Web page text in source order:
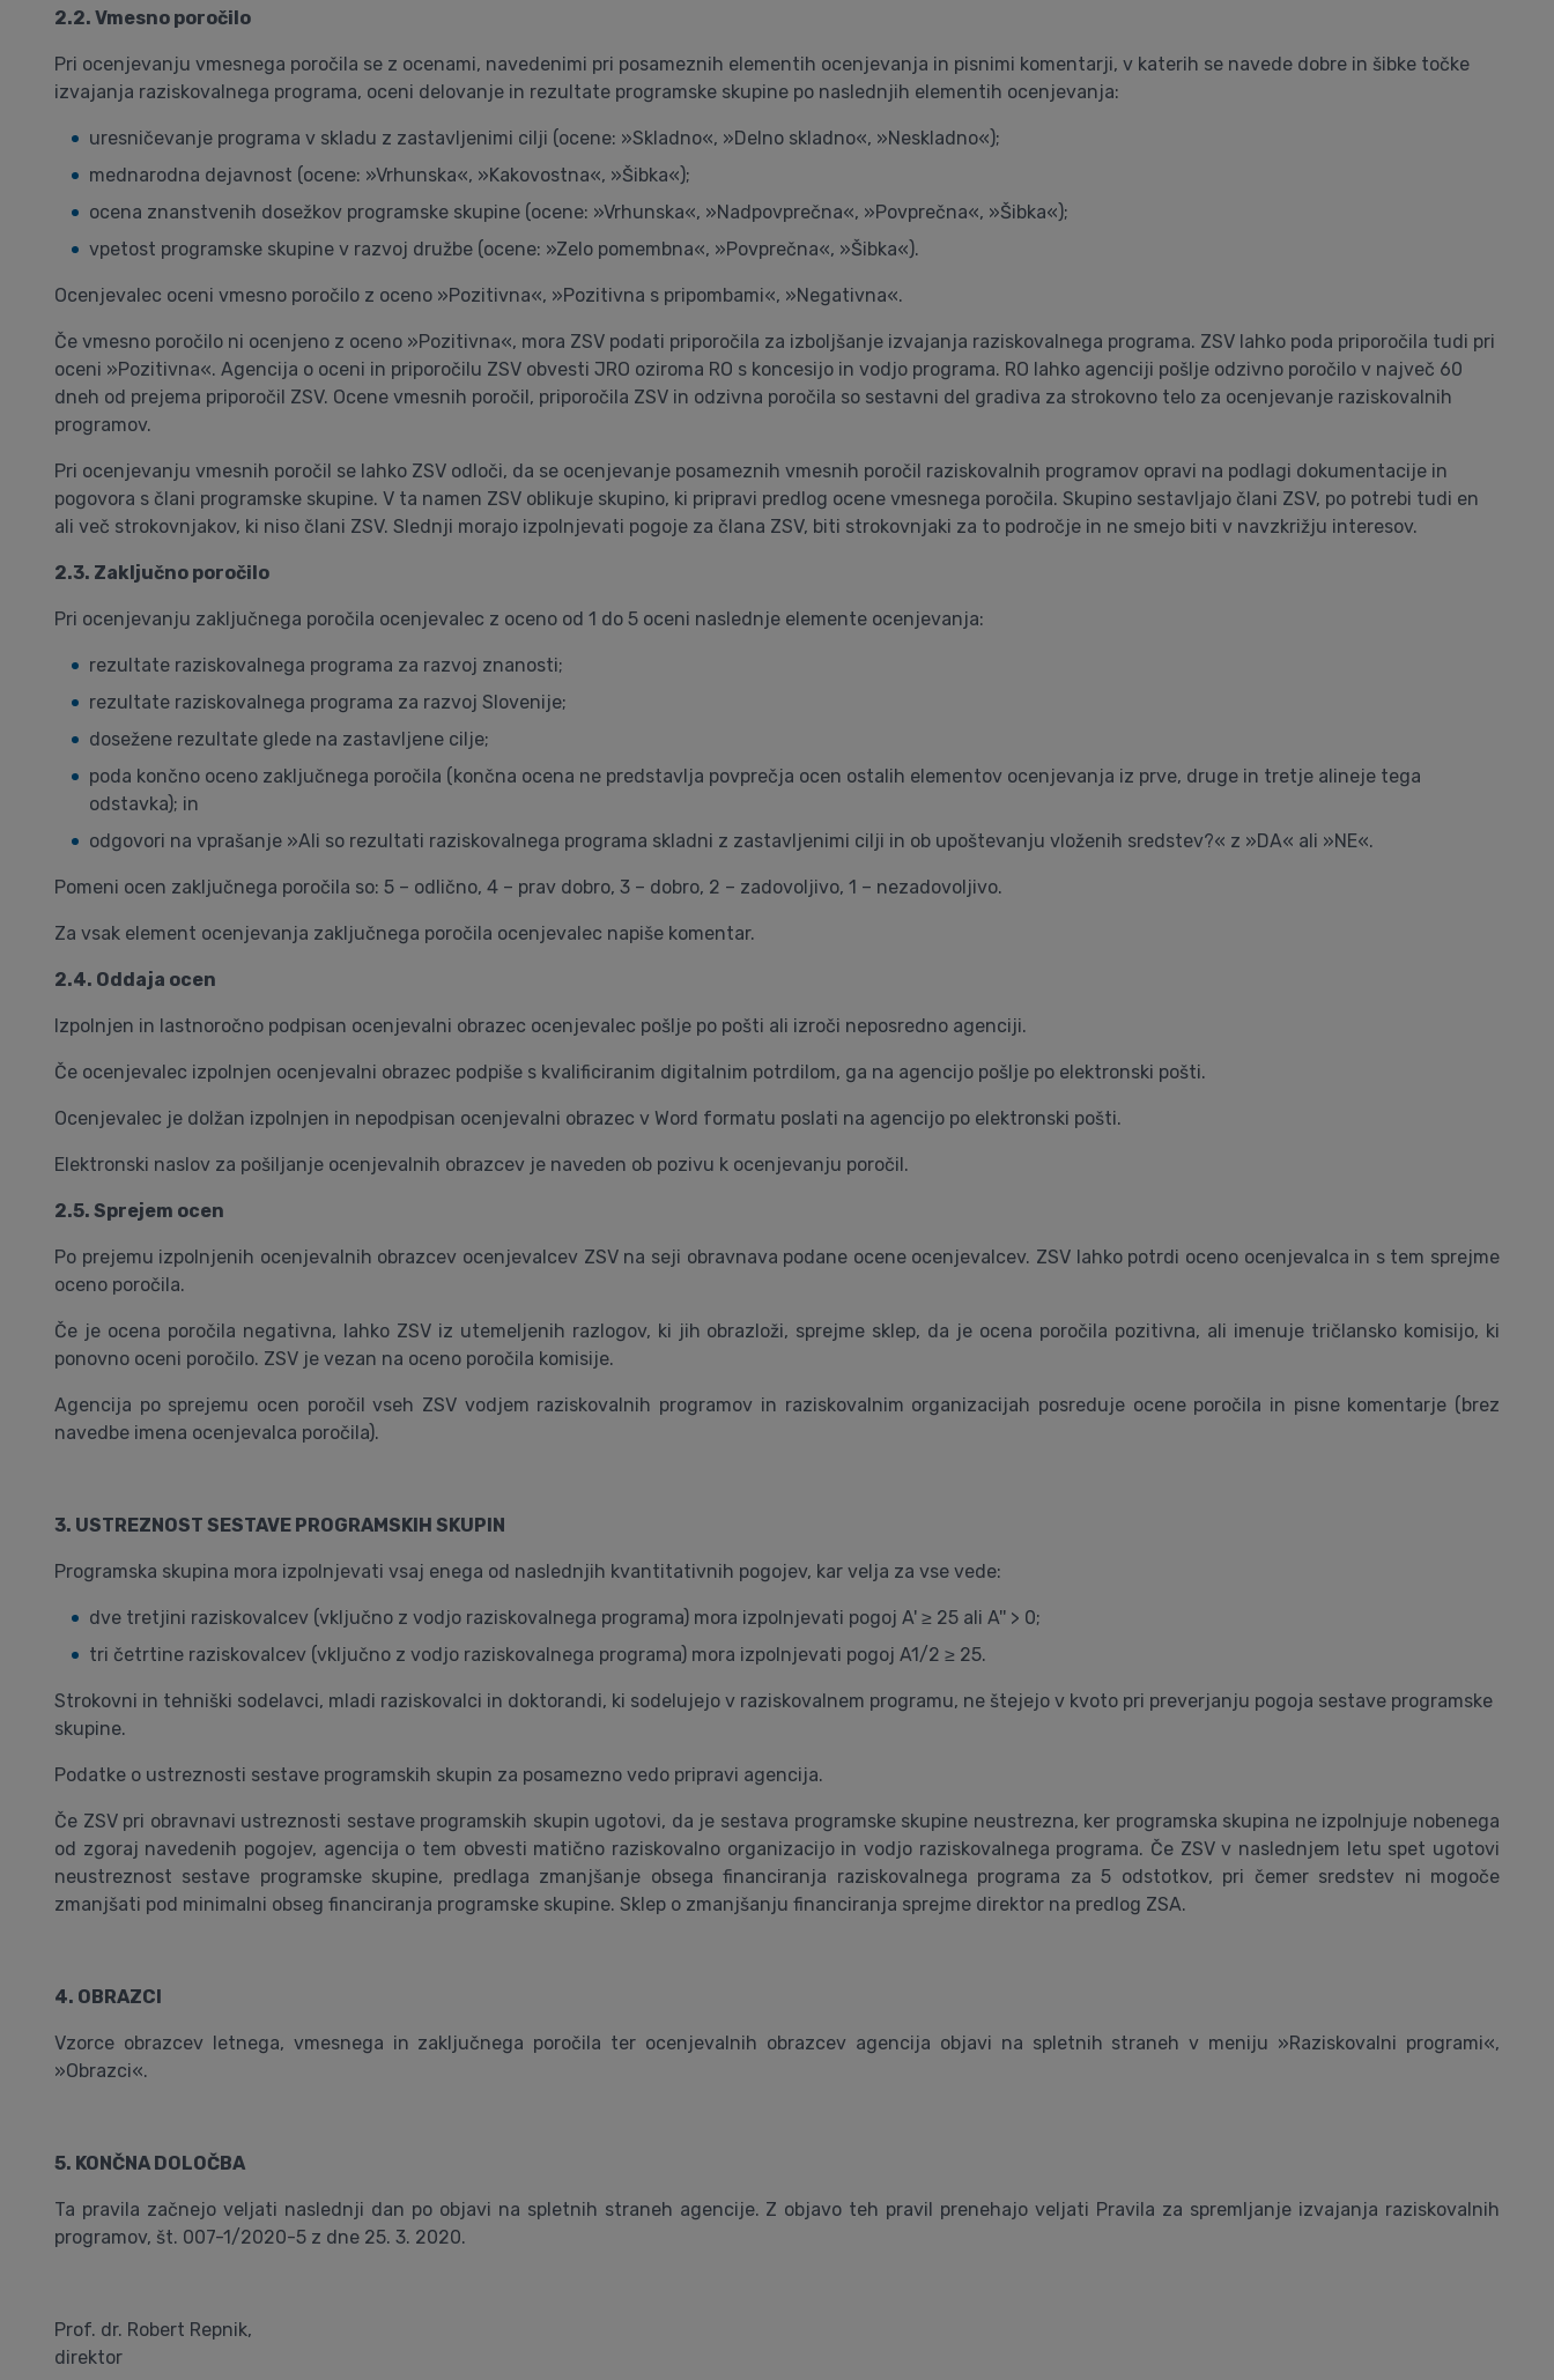
2.2. Vmesno poročilo
Pri ocenjevanju vmesnega poročila se z ocenami, navedenimi pri posameznih elementih ocenjevanja in pisnimi komentarji, v katerih se navede dobre in šibke točke
izvajanja raziskovalnega programa, oceni delovanje in rezultate programske skupine po naslednjih elementih ocenjevanja:
uresničevanje programa v skladu z zastavljenimi cilji (ocene: »Skladno«, »Delno skladno«, »Neskladno«);
mednarodna dejavnost (ocene: »Vrhunska«, »Kakovostna«, »Šibka«);
ocena znanstvenih dosežkov programske skupine (ocene: »Vrhunska«, »Nadpovprečna«, »Povprečna«, »Šibka«);
vpetost programske skupine v razvoj družbe (ocene: »Zelo pomembna«, »Povprečna«, »Šibka«).
Ocenjevalec oceni vmesno poročilo z oceno »Pozitivna«, »Pozitivna s pripombami«, »Negativna«.
Če vmesno poročilo ni ocenjeno z oceno »Pozitivna«, mora ZSV podati priporočila za izboljšanje izvajanja raziskovalnega programa. ZSV lahko poda priporočila tudi pri
oceni »Pozitivna«. Agencija o oceni in priporočilu ZSV obvesti JRO oziroma RO s koncesijo in vodjo programa. RO lahko agenciji pošlje odzivno poročilo v največ 60
dneh od prejema priporočil ZSV. Ocene vmesnih poročil, priporočila ZSV in odzivna poročila so sestavni del gradiva za strokovno telo za ocenjevanje raziskovalnih
programov.
Pri ocenjevanju vmesnih poročil se lahko ZSV odloči, da se ocenjevanje posameznih vmesnih poročil raziskovalnih programov opravi na podlagi dokumentacije in
pogovora s člani programske skupine. V ta namen ZSV oblikuje skupino, ki pripravi predlog ocene vmesnega poročila. Skupino sestavljajo člani ZSV, po potrebi tudi en
ali več strokovnjakov, ki niso člani ZSV. Slednji morajo izpolnjevati pogoje za člana ZSV, biti strokovnjaki za to področje in ne smejo biti v navzkrižju interesov.
2.3. Zaključno poročilo
Pri ocenjevanju zaključnega poročila ocenjevalec z oceno od 1 do 5 oceni naslednje elemente ocenjevanja:
rezultate raziskovalnega programa za razvoj znanosti;
rezultate raziskovalnega programa za razvoj Slovenije;
dosežene rezultate glede na zastavljene cilje;
poda končno oceno zaključnega poročila (končna ocena ne predstavlja povprečja ocen ostalih elementov ocenjevanja iz prve, druge in tretje alineje tega
odstavka); in
odgovori na vprašanje »Ali so rezultati raziskovalnega programa skladni z zastavljenimi cilji in ob upoštevanju vloženih sredstev?« z »DA« ali »NE«.
Pomeni ocen zaključnega poročila so: 5 – odlično, 4 – prav dobro, 3 – dobro, 2 – zadovoljivo, 1 – nezadovoljivo.
Za vsak element ocenjevanja zaključnega poročila ocenjevalec napiše komentar.
2.4. Oddaja ocen
Izpolnjen in lastnoročno podpisan ocenjevalni obrazec ocenjevalec pošlje po pošti ali izroči neposredno agenciji.
Če ocenjevalec izpolnjen ocenjevalni obrazec podpiše s kvalificiranim digitalnim potrdilom, ga na agencijo pošlje po elektronski pošti.
Ocenjevalec je dolžan izpolnjen in nepodpisan ocenjevalni obrazec v Word formatu poslati na agencijo po elektronski pošti.
Elektronski naslov za pošiljanje ocenjevalnih obrazcev je naveden ob pozivu k ocenjevanju poročil.
2.5. Sprejem ocen
Po prejemu izpolnjenih ocenjevalnih obrazcev ocenjevalcev ZSV na seji obravnava podane ocene ocenjevalcev. ZSV lahko potrdi oceno ocenjevalca in s tem sprejme
oceno poročila.
Če je ocena poročila negativna, lahko ZSV iz utemeljenih razlogov, ki jih obrazloži, sprejme sklep, da je ocena poročila pozitivna, ali imenuje tričlansko komisijo, ki
ponovno oceni poročilo. ZSV je vezan na oceno poročila komisije.
Agencija po sprejemu ocen poročil vseh ZSV vodjem raziskovalnih programov in raziskovalnim organizacijah posreduje ocene poročila in pisne komentarje (brez
navedbe imena ocenjevalca poročila).
3. USTREZNOST SESTAVE PROGRAMSKIH SKUPIN
Programska skupina mora izpolnjevati vsaj enega od naslednjih kvantitativnih pogojev, kar velja za vse vede:
dve tretjini raziskovalcev (vključno z vodjo raziskovalnega programa) mora izpolnjevati pogoj A' ≥ 25 ali A'' > 0;
tri četrtine raziskovalcev (vključno z vodjo raziskovalnega programa) mora izpolnjevati pogoj A1/2 ≥ 25.
Strokovni in tehniški sodelavci, mladi raziskovalci in doktorandi, ki sodelujejo v raziskovalnem programu, ne štejejo v kvoto pri preverjanju pogoja sestave programske
skupine.
Podatke o ustreznosti sestave programskih skupin za posamezno vedo pripravi agencija.
Če ZSV pri obravnavi ustreznosti sestave programskih skupin ugotovi, da je sestava programske skupine neustrezna, ker programska skupina ne izpolnjuje nobenega
od zgoraj navedenih pogojev, agencija o tem obvesti matično raziskovalno organizacijo in vodjo raziskovalnega programa. Če ZSV v naslednjem letu spet ugotovi
neustreznost sestave programske skupine, predlaga zmanjšanje obsega financiranja raziskovalnega programa za 5 odstotkov, pri čemer sredstev ni mogoče
zmanjšati pod minimalni obseg financiranja programske skupine. Sklep o zmanjšanju financiranja sprejme direktor na predlog ZSA.
4. OBRAZCI
Vzorce obrazcev letnega, vmesnega in zaključnega poročila ter ocenjevalnih obrazcev agencija objavi na spletnih straneh v meniju »Raziskovalni programi«,
»Obrazci«.
5. KONČNA DOLOČBA
Ta pravila začnejo veljati naslednji dan po objavi na spletnih straneh agencije. Z objavo teh pravil prenehajo veljati Pravila za spremljanje izvajanja raziskovalnih
programov, št. 007-1/2020-5 z dne 25. 3. 2020.
Prof. dr. Robert Repnik,
direktor